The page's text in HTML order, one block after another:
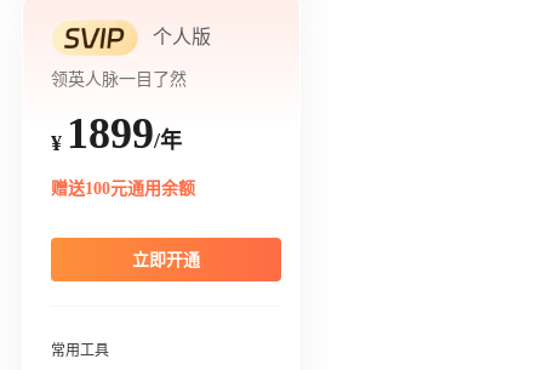
个人版
领英人脉一目了然
¥ 1899/年
赠送100元通用余额
立即开通
常用工具